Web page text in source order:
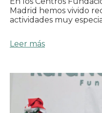
Madrid hemos vivido
actividades muy
Leer más